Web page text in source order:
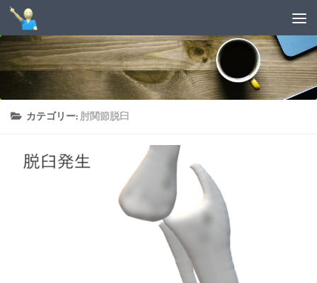
コンテンツへスキップ
カテゴリー: 肘関節脱臼